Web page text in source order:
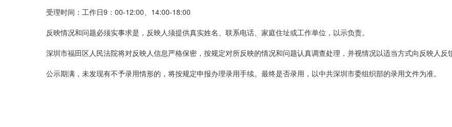
受理时间：工作日9：00-12:00、14:00-18:00
反映情况和问题必须实事求是，反映人须提供真实姓名、联系电话、家庭住址或工作单位，以示负责。
深圳市福田区人民法院将对反映人信息严格保密，按规定对所反映的情况和问题认真调查处理，并视情况以适当方式向反映人反
公示期满，未发现有不予录用情形的，将按规定申报办理录用手续。最终是否录用，以中共深圳市委组织部的录用文件为准。